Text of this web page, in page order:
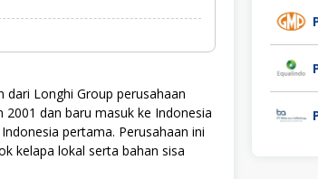
dari Longhi Group perusahaan
dan baru masuk ke Indonesia
pertama. Perusahaan ini
kelapa lokal serta bahan sisa